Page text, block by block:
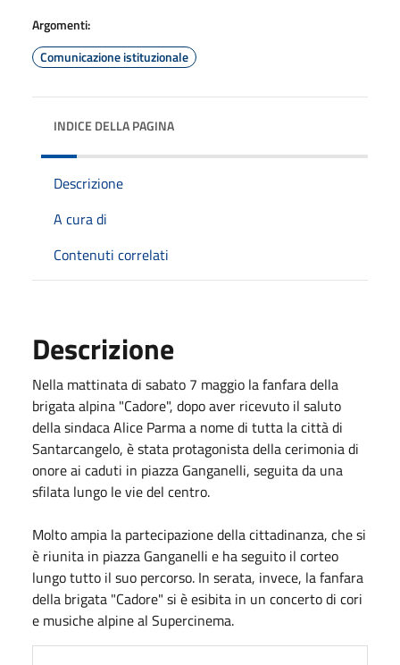
Argomenti:
Comunicazione istituzionale
INDICE DELLA PAGINA
Descrizione
A cura di
Contenuti correlati
Descrizione
Nella mattinata di sabato 7 maggio la fanfara della
brigata alpina "Cadore", dopo aver ricevuto il saluto
della sindaca Alice Parma a nome di tutta la città di
Santarcangelo, è stata protagonista della cerimonia di
onore ai caduti in piazza Ganganelli, seguita da una
sfilata lungo le vie del centro.
Molto ampia la partecipazione della cittadinanza, che si
è riunita in piazza Ganganelli e ha seguito il corteo
lungo tutto il suo percorso. In serata, invece, la fanfara
della brigata "Cadore" si è esibita in un concerto di cori
e musiche alpine al Supercinema.